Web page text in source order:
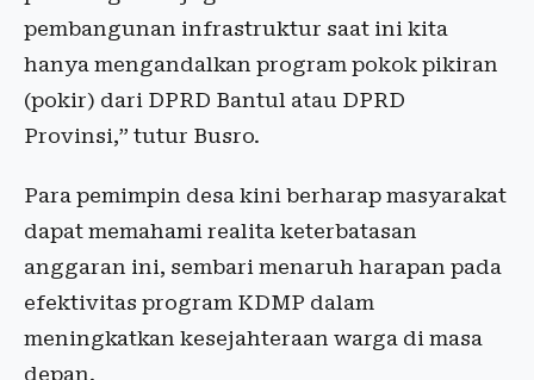
pembangunan infrastruktur saat ini kita
hanya mengandalkan program pokok pikiran
(pokir) dari DPRD Bantul atau DPRD
Provinsi,” tutur Busro.
Para pemimpin desa kini berharap masyarakat
dapat memahami realita keterbatasan
anggaran ini, sembari menaruh harapan pada
efektivitas program KDMP dalam
meningkatkan kesejahteraan warga di masa
depan.